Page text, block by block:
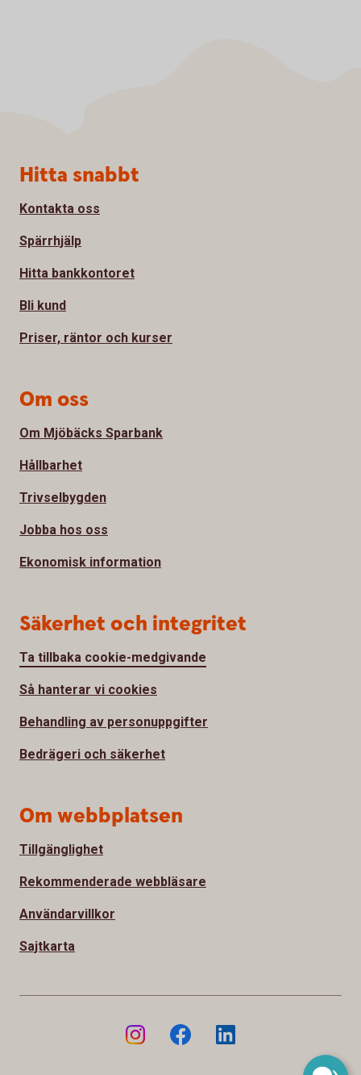
Sidfot
Hitta snabbt
Kontakta oss
Spärrhjälp
Hitta bankkontoret
Bli kund
Priser, räntor och kurser
Om oss
Om Mjöbäcks Sparbank
Hållbarhet
Trivselbygden
Jobba hos oss
Ekonomisk information
Säkerhet och integritet
Ta tillbaka cookie-medgivande
Så hanterar vi cookies
Behandling av personuppgifter
Bedrägeri och säkerhet
Om webbplatsen
Tillgänglighet
Rekommenderade webbläsare
Användarvillkor
Sajtkarta